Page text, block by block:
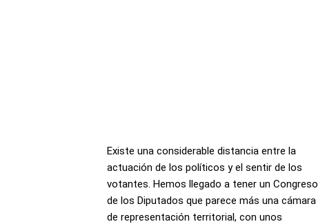
Existe una considerable distancia entre la
actuación de los políticos y el sentir de los
votantes. Hemos llegado a tener un Congreso
de los Diputados que parece más una cámara
de representación territorial, con unos